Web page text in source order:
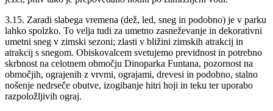
3.15. Zaradi slabega vremena (dež, led, sneg in podobno) je v parku
lahko spolzko. To velja tudi za umetno zasneževanje in dekorativni
umetni sneg v zimski sezoni; zlasti v bližini zimskih atrakcij in
atrakcij s snegom. Obiskovalcem svetujemo previdnost in potrebno
skrbnost na celotnem območju Dinoparka Funtana, pozornost na
območjih, ograjenih z vrvmi, ograjami, drevesi in podobno, stalno
nošenje nedrseče obutve, izogibanje hitri hoji in teku ter uporabo
razpoložljivih ograj.